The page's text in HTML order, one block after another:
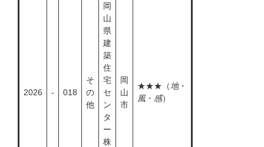
2026 - 018
そ
の
他
岡
山
県
建
築
住
宅
セ
ン
タ
ー
株
岡
山
市
★★★（地・
風 ・ 感）